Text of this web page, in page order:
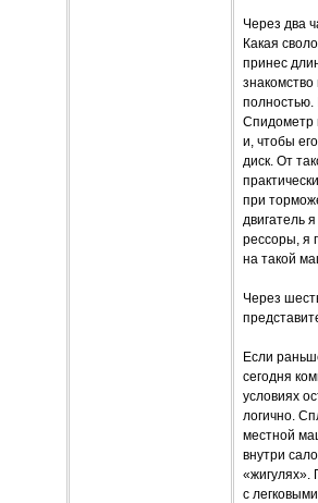
Через два
Какая
принес
полностью.
Спидометр
и, чтобы
диск. От
при
двигатель
рессоры, я
на такой
Через
Если
сегодня
условиях
логично.
местной
внутри
«жигулях».
с